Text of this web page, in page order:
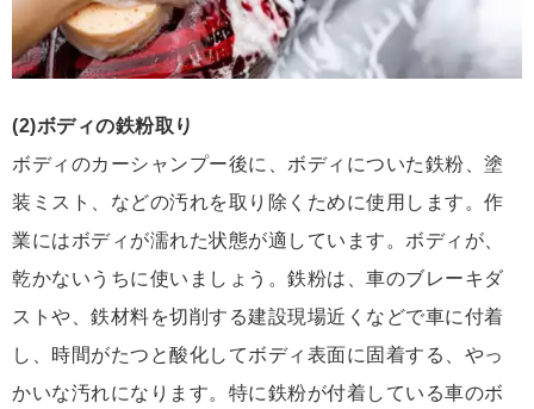
(2)ボディの鉄粉取り
ボディのカーシャンプー後に、ボディについた鉄粉、塗
装ミスト、などの汚れを取り除くために使用します。作
業にはボディが濡れた状態が適しています。ボディが、
乾かないうちに使いましょう。鉄粉は、車のブレーキダ
ストや、鉄材料を切削する建設現場近くなどで車に付着
し、時間がたつと酸化してボディ表面に固着する、やっ
かいな汚れになります。特に鉄粉が付着している車のボ